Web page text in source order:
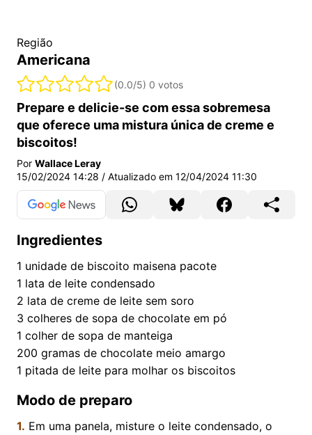
Região
Americana
(0.0/5) 0 votos
Prepare e delicie-se com essa sobremesa
que oferece uma mistura única de creme e
biscoitos!
Por Wallace Leray
15/02/2024 14:28 / Atualizado em 12/04/2024 11:30
Ingredientes
1 unidade de biscoito maisena pacote
1 lata de leite condensado
2 lata de creme de leite sem soro
3 colheres de sopa de chocolate em pó
1 colher de sopa de manteiga
200 gramas de chocolate meio amargo
1 pitada de leite para molhar os biscoitos
Modo de preparo
1. Em uma panela, misture o leite condensado, o